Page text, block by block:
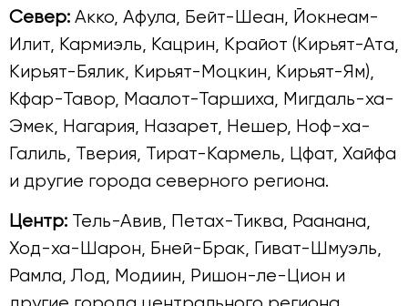
Север: Акко, Афула, Бейт-Шеан, Йокнеам-
Илит, Кармиэль, Кацрин, Крайот (Кирьят-Ата,
Кирьят-Бялик, Кирьят-Моцкин, Кирьят-Ям),
Кфар-Тавор, Маалот-Таршиха, Мигдаль-ха-
Эмек, Нагария, Назарет, Нешер, Ноф-ха-
Галиль, Тверия, Тират-Кармель, Цфат, Хайфа
и другие города северного региона.
Центр: Тель-Авив, Петах-Тиква, Раанана,
Ход-ха-Шарон, Бней-Брак, Гиват-Шмуэль,
Рамла, Лод, Модиин, Ришон-ле-Цион и